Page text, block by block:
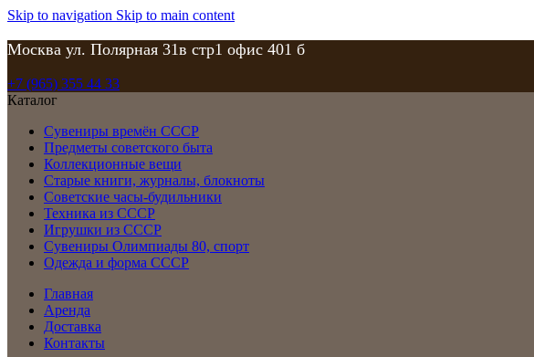
Skip to navigation Skip to main content
Москва ул. Полярная 31в стр1 офис 401 б
+7 (965) 355 44 33
Каталог
Сувениры времён СССР
Предметы советского быта
Коллекционные вещи
Старые книги, журналы, блокноты
Советские часы-будильники
Техника из СССР
Игрушки из СССР
Сувениры Олимпиады 80, спорт
Одежда и форма СССР
Главная
Аренда
Доставка
Контакты